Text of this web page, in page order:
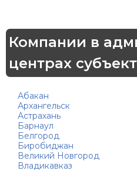
Компании в
центрах
Абакан
Архангельск
Астрахань
Барнаул
Белгород
Биробиджан
Великий Новгород
Владикавказ